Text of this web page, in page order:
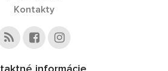
Kontakty